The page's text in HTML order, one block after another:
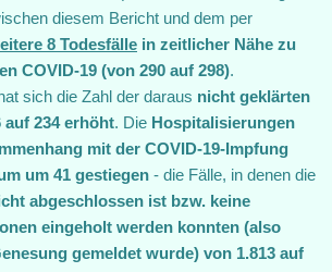
diesem Bericht und dem per
8 Todesfälle in zeitlicher Nähe zu
COVID-19 (von 290 auf 298).
sich die Zahl der daraus nicht geklärten
auf 234 erhöht. Die Hospitalisierungen
mit der COVID-19-Impfung
um 41 gestiegen - die Fälle, in denen die
abgeschlossen ist bzw. keine
eingeholt werden konnten (also
gemeldet wurde) von 1.813 auf